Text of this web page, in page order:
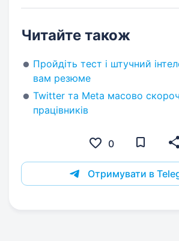
Читайте також
Пройдіть тест і штучний
вам резюме
Twitter та Meta масово
працівників
0
Отримувати в